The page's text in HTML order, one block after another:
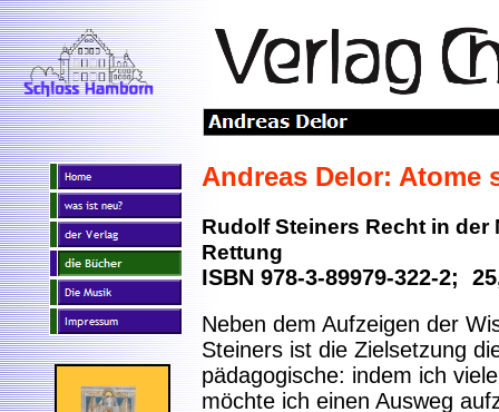
Andreas Delor: Atome
Rudolf Steiners Recht in
Rettung
ISBN 978-3-89979-322-2;
Neben dem Aufzeigen der
Steiners ist die Zielsetzung
pädagogische: indem ich
möchte ich einen Ausweg